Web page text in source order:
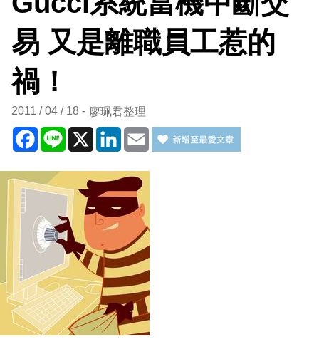
易 又是離職員工惹的
禍！
2011 / 04 / 18 廖珮君整理
Facebook
Line X LinkedIn
Email